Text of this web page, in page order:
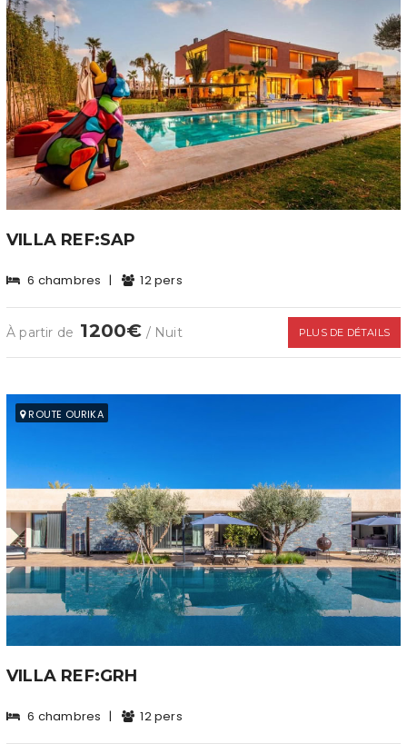
VILLA REF:SAP
6 chambres | 12 pers
À partir de 1200€ / Nuit PLUS DE DÉTAILS
ROUTE OURIKA
VILLA REF:GRH
6 chambres | 12 pers